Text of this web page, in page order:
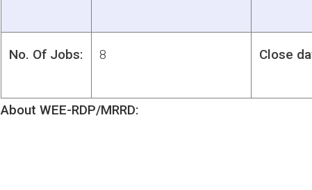
No. Of Jobs: 8 Close
About WEE-RDP/MRRD: